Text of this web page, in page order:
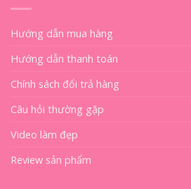
Hướng dẫn mua hàng
Hướng dẫn thanh toán
Chính sách đổi trả hàng
Câu hỏi thường gặp
Video làm đẹp
Review sản phẩm